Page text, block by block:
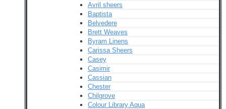
Avril sheers
Baptista
Belvedere
Brett Weaves
Byram Linens
Carissa Sheers
Casey
Casimir
Cassian
Chester
Chilgrove
Colour Library Aqua